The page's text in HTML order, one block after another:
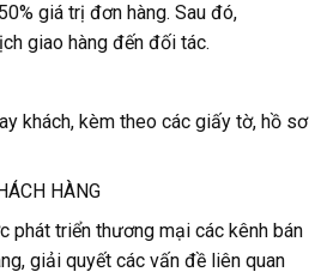
giá trị đơn hàng. Sau đó,
giao hàng đến đối tác.
khách, kèm theo các giấy tờ, hồ sơ
HÀNG
phát triển thương mại các kênh bán
giải quyết các vấn đề liên quan